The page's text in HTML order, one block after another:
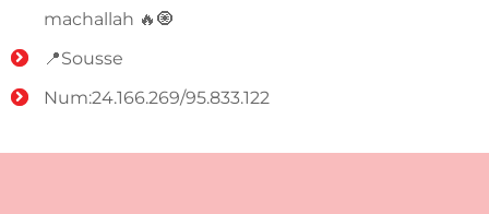
machallah 🔥🧿
📍Sousse
Num:24.166.269/95.833.122